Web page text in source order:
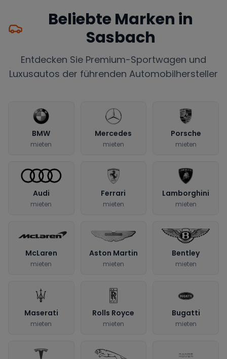
Beliebte Marken in
Sasbach
Entdecken Sie Premium-Sportwagen und
Luxusautos der führenden Automobilhersteller
BMW
mieten
Mercedes
mieten
Porsche
mieten
Audi
mieten
Ferrari
mieten
Lamborghini
mieten
McLaren
mieten
Aston Martin
mieten
Bentley
mieten
Maserati
mieten
Rolls Royce
mieten
Bugatti
mieten